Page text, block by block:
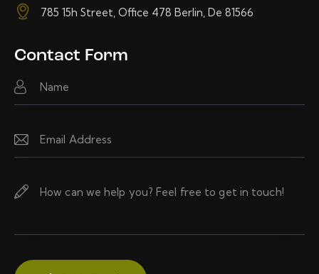
ail:
on
d
es
785 15h Street, Office 478 Berlin, De 81566
Contact Form